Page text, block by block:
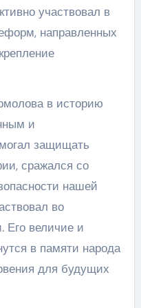
участвовал в
направленных
в историю
и
защищать
сражался со
нашей
во
Его величие и
в памяти народа
для будущих